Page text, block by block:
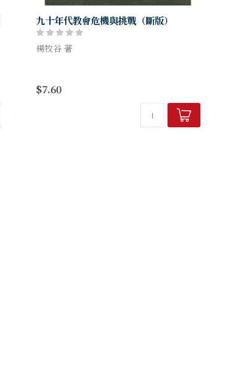
九十年代教會危機與挑戰（斷版）
楊牧谷 著
及基督教機構的現況、問題癥結及新關係。
$7.60